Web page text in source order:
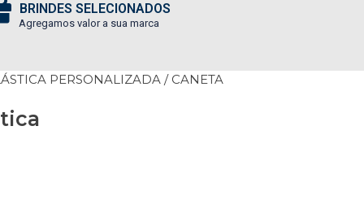
BRINDES SELECIONADOS
Agregamos valor a sua marca
PERSONALIZADA / CANETA